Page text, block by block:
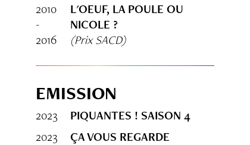
2010
-
2016
L'OEUF, LA POULE OU
NICOLE ?
(Prix SACD)
EMISSION
2023
PIQUANTES ! SAISON 4
2023
ÇA VOUS REGARDE